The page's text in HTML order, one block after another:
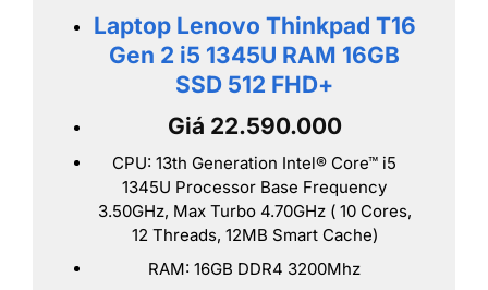
Laptop Lenovo Thinkpad T16
Gen 2 i5 1345U RAM 16GB
SSD 512 FHD+
Giá 22.590.000
CPU: 13th Generation Intel® Core™ i5
1345U Processor Base Frequency
3.50GHz, Max Turbo 4.70GHz ( 10 Cores,
12 Threads, 12MB Smart Cache)
RAM: 16GB DDR4 3200Mhz